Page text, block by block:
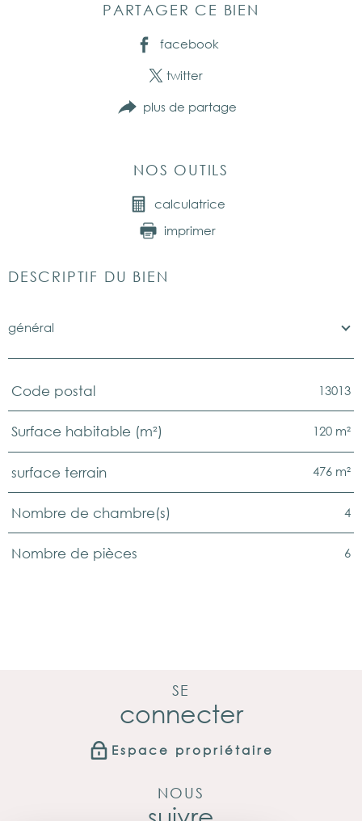
PARTAGER CE BIEN
facebook
twitter
plus de partage
NOS OUTILS
calculatrice
imprimer
DESCRIPTIF DU BIEN
général
TRAD_PAMPERO_Caracteristique
Code postal 13013
Surface habitable (m²) 120 m²
surface terrain 476 m²
Nombre de chambre(s) 4
Nombre de pièces 6
SE
connecter
Espace propriétaire
NOUS